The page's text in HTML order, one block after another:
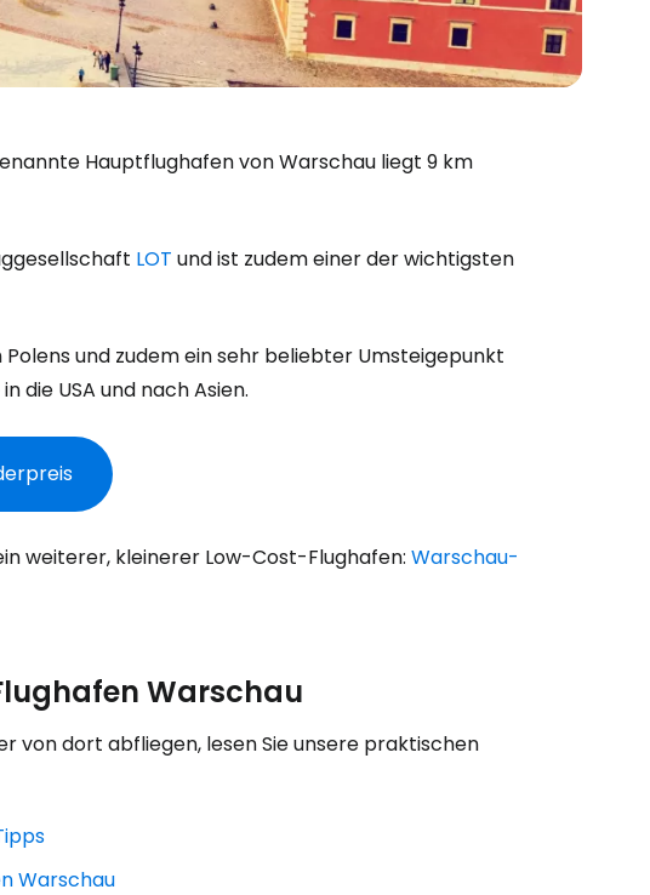
Hauptflughafen von Warschau liegt 9 km
LOT und ist zudem einer der wichtigsten
und zudem ein sehr beliebter Umsteigepunkt
die USA und nach Asien.
weiterer, kleinerer Low-Cost-Flughafen: Warschau-
Warschau
von dort abfliegen, lesen Sie unsere praktischen
Warschau
bei Cestee
Weiter mit Facebook